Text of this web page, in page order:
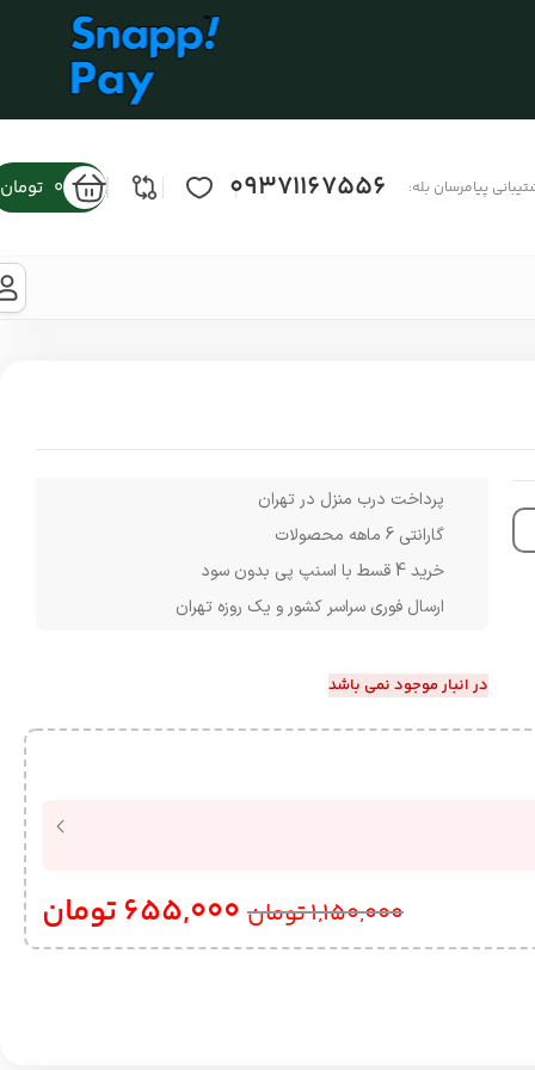
پیامرسان بله: 09371167556
0 تومان
پرداخت درب منزل در تهران
گارانتی 6 ماهه محصولات
خرید 4 قسط با اسنپ پی بدون سود
ارسال فوری سراسر کشور و یک روزه تهران
در انبار موجود نمی باشد
1,150,000تومان 655,000 تومان